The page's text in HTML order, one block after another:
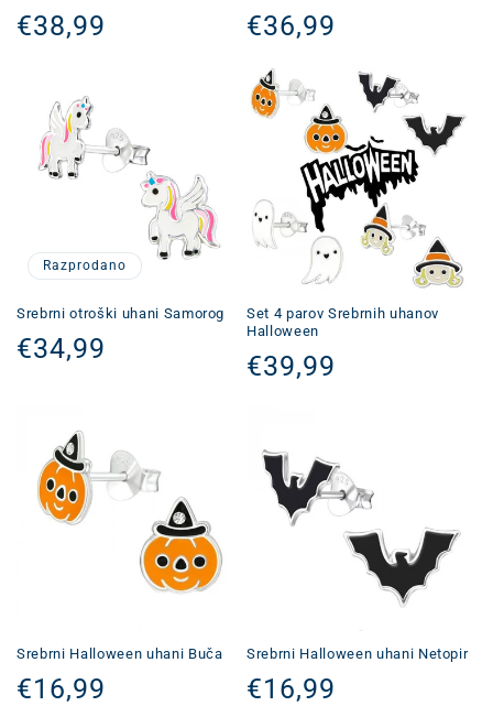
Redna
€38,99
Redna
cena
€36,99
Razprodano
Srebrni otroški uhani Samorog
Redna
€34,99
Set 4 parov Srebrnih uhanov
Halloween
Redna
€39,99
Srebrni Halloween uhani Buča
Redna
€16,99
Srebrni Halloween uhani Netopir
Redna
€16,99